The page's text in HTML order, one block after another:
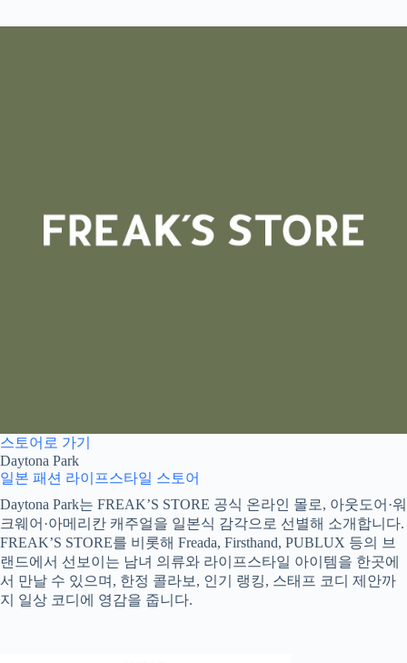
스토어로 가기
Daytona Park
일본 패션 라이프스타일 스토어
Daytona Park는 FREAK’S STORE 공식 온라인 몰로, 아웃도어·워
크웨어·아메리칸 캐주얼을 일본식 감각으로 선별해 소개합니다.
FREAK’S STORE를 비롯해 Freada, Firsthand, PUBLUX 등의 브
랜드에서 선보이는 남녀 의류와 라이프스타일 아이템을 한곳에
서 만날 수 있으며, 한정 콜라보, 인기 랭킹, 스태프 코디 제안까
지 일상 코디에 영감을 줍니다.